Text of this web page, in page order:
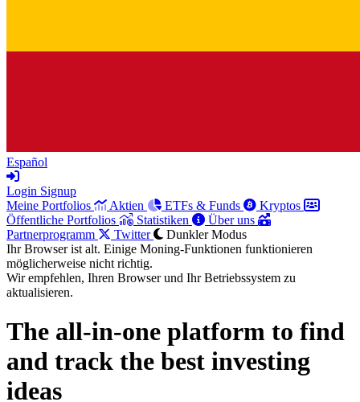
Español
Login Signup
Meine Portfolios
Aktien ETFs & Funds
Kryptos
Öffentliche Portfolios
Statistiken
Über uns
Partnerprogramm
Twitter
Dunkler Modus
Ihr Browser ist alt. Einige Moning-Funktionen funktionieren
möglicherweise nicht richtig.
Wir empfehlen, Ihren Browser und Ihr Betriebssystem zu
aktualisieren.
The all-in-one platform to find
and track the best investing
ideas